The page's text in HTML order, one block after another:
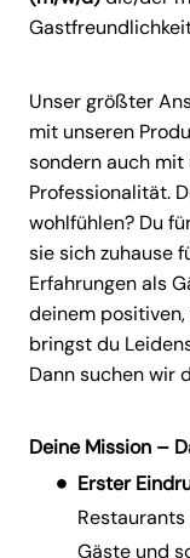
Unser größter
mit unseren
sondern auch
Professionalität.
wohlfühlen? Du
sie sich zuhause
Erfahrungen als
deinem
bringst du
Dann suchen wir
Deine Mission –
Erster
Gäste und